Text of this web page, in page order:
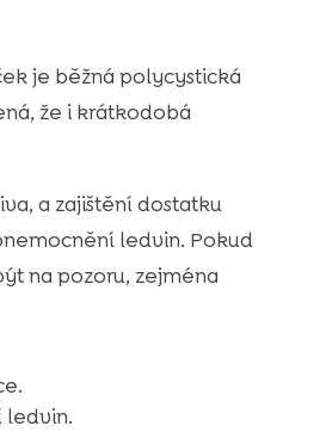
je běžná polycystická
že i krátkodobá
a zajištění dostatku
ledvin. Pokud
na pozoru, zejména
ledvin.